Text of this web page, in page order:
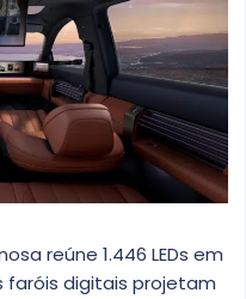
reúne 1.446 LEDs em
faróis digitais projetam